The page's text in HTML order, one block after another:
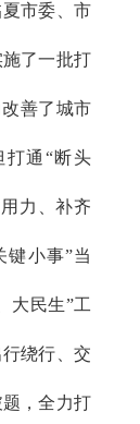
市委、市
了一批打
善了城市
打通“断头
力、补齐
键小事”当
大民生”工
绕行、交
，全力打